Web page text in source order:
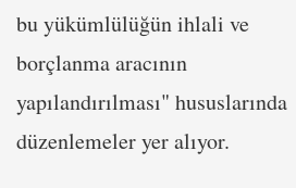
bu yükümlülüğün ihlali ve
borçlanma aracının
yapılandırılması" hususlarında
düzenlemeler yer alıyor.